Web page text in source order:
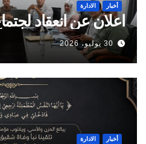
أخبار الادارة
اعلان عن انعقاد لجتماع
30 يوليو، 2026
أخبار الادارة